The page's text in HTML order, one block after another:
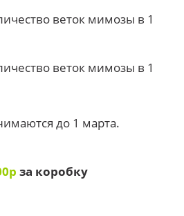
веток мимозы в 1
веток мимозы в 1
до 1 марта.
за коробку